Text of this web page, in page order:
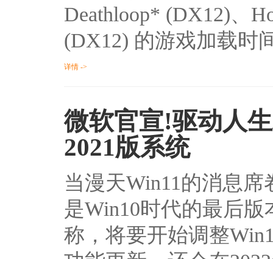
Deathloop* (DX12)、
(DX12) 的游戏加载时
详情 ->
微软官宣!驱动人
2021版系统
当漫天Win11的消息
是Win10时代的最后
称，将要开始调整